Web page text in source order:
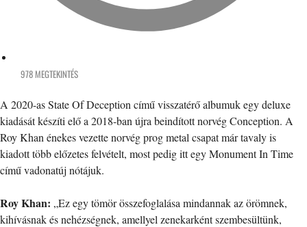
978 MEGTEKINTÉS
A 2020-as State Of Deception című visszatérő albumuk egy deluxe
kiadását készíti elő a 2018-ban újra beindított norvég Conception. A
Roy Khan énekes vezette norvég prog metal csapat már tavaly is
kiadott több előzetes felvételt, most pedig itt egy Monument In Time
című vadonatúj nótájuk.
Roy Khan: „Ez egy tömör összefoglalása mindannak az örömnek,
kihívásnak és nehézségnek, amellyel zenekarként szembesültünk,